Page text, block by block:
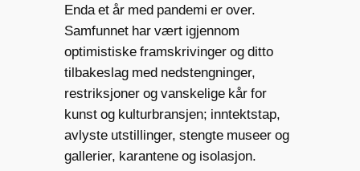
Enda et år med pandemi er over.
Samfunnet har vært igjennom
optimistiske framskrivinger og ditto
tilbakeslag med nedstengninger,
restriksjoner og vanskelige kår for
kunst og kulturbransjen; inntektstap,
avlyste utstillinger, stengte museer og
gallerier, karantene og isolasjon.